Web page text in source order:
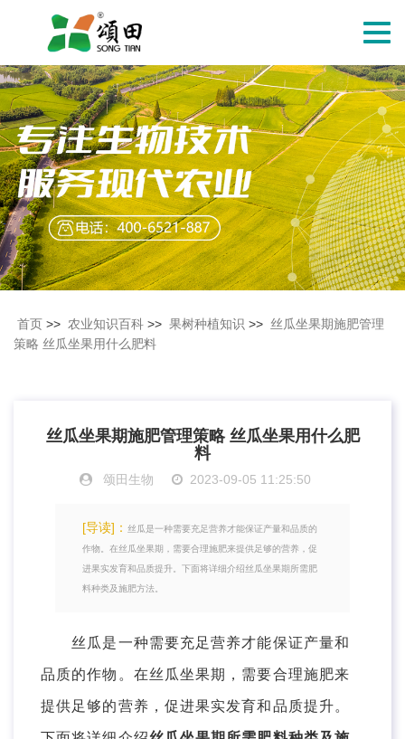
切
导
航
首页 >> 农业知识百科 >> 果树种植知识 >> 丝瓜坐果期施肥管理
策略 丝瓜坐果用什么肥料
丝瓜坐果期施肥管理策略 丝瓜坐果用什么肥
料
颂田生物 2023-09-05 11:25:50
[导读]： 丝瓜是一种需要充足营养才能保证产量和品质的
作物。在丝瓜坐果期，需要合理施肥来提供足够的营养，促
进果实发育和品质提升。下面将详细介绍丝瓜坐果期所需肥
料种类及施肥方法。
丝瓜是一种需要充足营养才能保证产量和
品质的作物。在丝瓜坐果期，需要合理施肥来
提供足够的营养，促进果实发育和品质提升。